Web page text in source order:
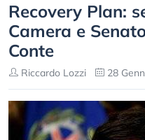
Recovery Plan:
Camera e
Conte
Riccardo Lozzi 28